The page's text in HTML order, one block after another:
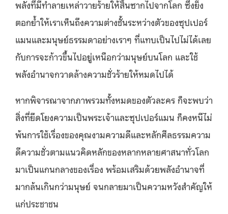
พลังที่มีทำลายเหล่าวายร้ายให้สิ้นซากไปจากโลก ซึ่งยิ่ง
ตอกย้ำให้เราเห็นถึงความต่างชั้นระหว่างตัวของซุปเปอร์
แมนและมนุษย์ธรรมดาอย่างเราๆ ที่แทบเป็นไปไม่ได้เลย
กับการจะก้าวขึ้นไปอยู่เหนือกว่ามนุษย์บนโลก และใช้
พลังอำนาจกวาดล้างความชั่วร้ายให้หมดไปได้
หากพิจารณาจากภาพรวมทั้งหมดของตัวละคร ก็จะพบว่า
สิ่งที่ยึดโยงความเป็นพระเจ้าและซุปเปอร์แมน ก็คงหนีไม่
พ้นการใช้เรื่องของคุณงามความดีและหลักศีลธรรมความ
ดีความชั่วตามแนวคิดหลักของหลากหลายศาสนาทั่วโลก
มาเป็นแกนกลางของเรื่อง พร้อมเสริมด้วยพลังอำนาจที่
มากล้นเกินกว่ามนุษย์ จนกลายมาเป็นความหวังสำคัญให้
แก่ประชาชน